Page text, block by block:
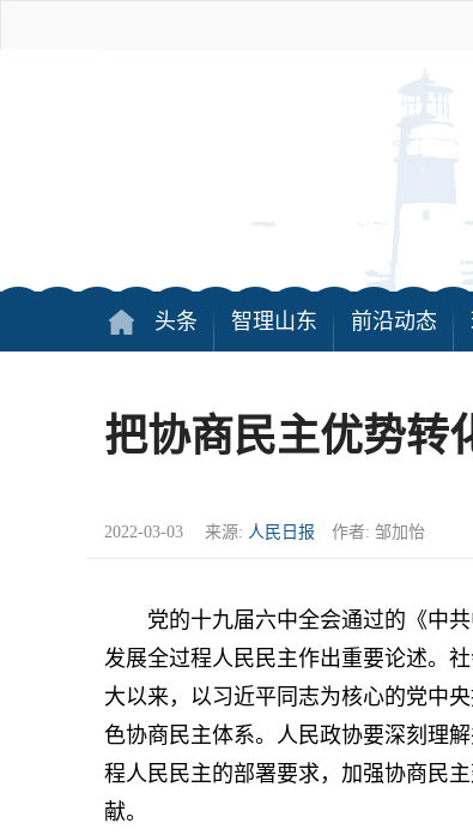
头条 智理山东 前沿动态
把协商民主优势转
2022-03-03 来源: 人民日报 作者: 邹加怡
党的十九届六中全会通过的《中共
发展全过程人民民主作出重要论述。
大以来，以习近平同志为核心的党中
色协商民主体系。人民政协要深刻理
程人民民主的部署要求，加强协商民
献。